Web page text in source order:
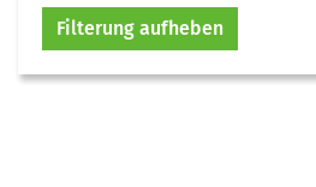
Filterung aufheben